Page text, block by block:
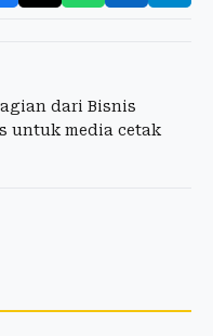
dari Bisnis
untuk media cetak